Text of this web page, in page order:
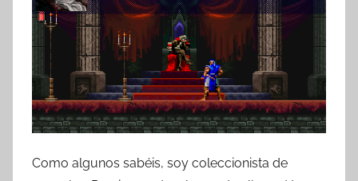
Como algunos sabéis, soy coleccionista de